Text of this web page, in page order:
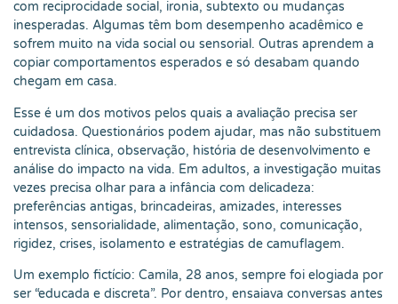
com reciprocidade social, ironia, subtexto ou mudanças
inesperadas. Algumas têm bom desempenho acadêmico e
sofrem muito na vida social ou sensorial. Outras aprendem a
copiar comportamentos esperados e só desabam quando
chegam em casa.
Esse é um dos motivos pelos quais a avaliação precisa ser
cuidadosa. Questionários podem ajudar, mas não substituem
entrevista clínica, observação, história de desenvolvimento e
análise do impacto na vida. Em adultos, a investigação muitas
vezes precisa olhar para a infância com delicadeza:
preferências antigas, brincadeiras, amizades, interesses
intensos, sensorialidade, alimentação, sono, comunicação,
rigidez, crises, isolamento e estratégias de camuflagem.
Um exemplo fictício: Camila, 28 anos, sempre foi elogiada por
ser “educada e discreta”. Por dentro, ensaiava conversas antes